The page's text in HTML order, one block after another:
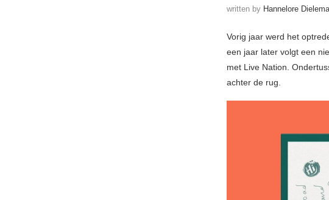
written by Hannelore
Vorig jaar werd het
een jaar later volgt een
met Live Nation.
achter de rug.